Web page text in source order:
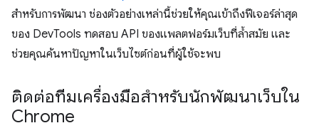
สำหรับการพัฒนา ช่องตัวอย่างเหล่านี้ช่วยให้คุณเข้าถึงฟีเจอร์ล่าสุด
ของ DevTools ทดสอบ API ของแพลตฟอร์มเว็บที่ล้ำสมัย และ
ช่วยคุณค้นหาปัญหาในเว็บไซต์ก่อนที่ผู้ใช้จะพบ
ติดต่อทีมเครื่องมือสำหรับนักพัฒนาเว็บใน
Chrome